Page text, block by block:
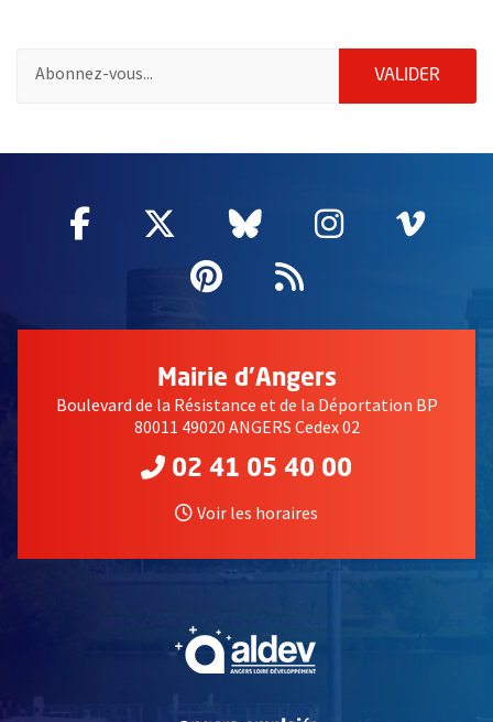
VALIDER
Facebook
, Ouvre une nouvelle fenêtre
Twitter
, Ouvre une nouvelle
Bluesky
, Ouvre une
Instagram
, Ouvre
,
Pinterest
, Ouvre une
Flux RSS
Mairie d'Angers
Boulevard de la Résistance et de la Déportation BP
80011 49020 ANGERS Cedex 02
02 41 05 40 00
Voir les horaires